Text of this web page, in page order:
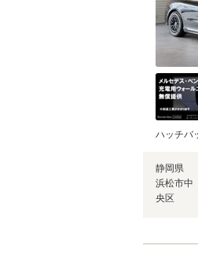
ハッチバ
静岡県
浜松市中
央区